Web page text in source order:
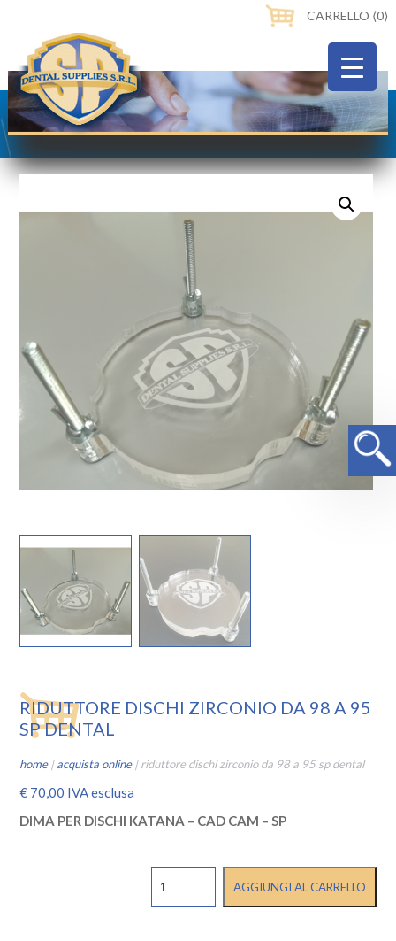
CARRELLO ⟨0⟩
RIDUTTORE DISCHI ZIRCONIO DA 98 A 95
SP DENTAL
home|acquista online|riduttore dischi zirconio da 98 a 95 sp dental
€ 70,00 IVA esclusa
DIMA PER DISCHI KATANA – CAD CAM – SP
DISCHI
ZIRCONIO
AGGIUNGI AL CARRELLO